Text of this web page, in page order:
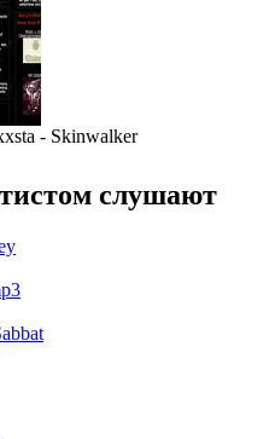
- Skinwalker
слушают